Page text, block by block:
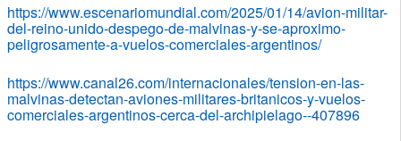
https://www.escenariomundial.com/2025/01/14/avion-militar-
del-reino-unido-despego-de-malvinas-y-se-aproximo-
peligrosamente-a-vuelos-comerciales-argentinos/
https://www.canal26.com/internacionales/tension-en-las-
malvinas-detectan-aviones-militares-britanicos-y-vuelos-
comerciales-argentinos-cerca-del-archipielago--407896